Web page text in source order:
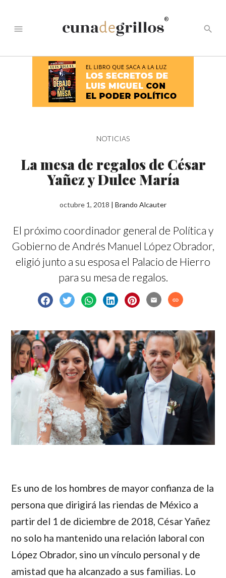
menu
®
search
NOTICIAS
La mesa de regalos de César
Yañez y Dulce María
octubre 1, 2018 | Brando Alcauter
El próximo coordinador general de Política y
Gobierno de Andrés Manuel López Obrador,
eligió junto a su esposa el Palacio de Hierro
para su mesa de regalos.
email link
Es uno de los hombres de mayor confianza de la
persona que dirigirá las riendas de México a
partir del 1 de diciembre de 2018, César Yañez
no solo ha mantenido una relación laboral con
López Obrador, sino un vínculo personal y de
amistad que ha alcanzado a sus familias. Lo